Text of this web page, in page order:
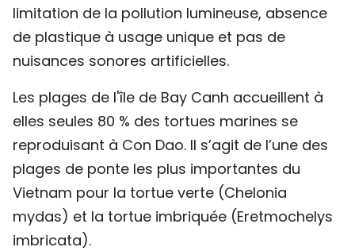
limitation de la pollution lumineuse, absence
de plastique à usage unique et pas de
nuisances sonores artificielles.
Les plages de l'île de Bay Canh accueillent à
elles seules 80 % des tortues marines se
reproduisant à Con Dao. Il s’agit de l’une des
plages de ponte les plus importantes du
Vietnam pour la tortue verte (Chelonia
mydas) et la tortue imbriquée (Eretmochelys
imbricata).